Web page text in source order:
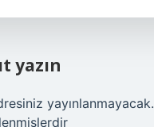
yazın
yayınlanmayacak.